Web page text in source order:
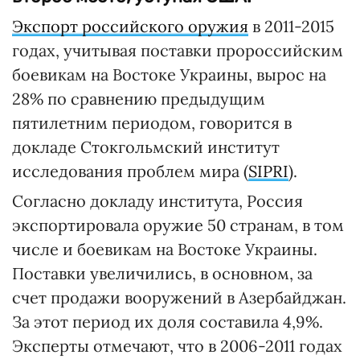
Экспорт российского оружия в 2011-2015
годах, учитывая поставки пророссийским
боевикам на Востоке Украины, вырос на
28% по сравнению предыдущим
пятилетним периодом, говорится в
докладе Стокгольмский институт
исследования проблем мира (SIPRI).
Согласно докладу института, Россия
экспортировала оружие 50 странам, в том
числе и боевикам на Востоке Украины.
Поставки увеличились, в основном, за
счет продажи вооружений в Азербайджан.
За этот период их доля составила 4,9%.
Эксперты отмечают, что в 2006-2011 годах